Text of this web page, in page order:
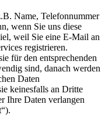
Name, Telefonnummer
wenn Sie uns diese
weil Sie eine E-Mail an
registrieren.
für den entsprechenden
sind, danach werden
Daten
keinesfalls an Dritte
Ihre Daten verlangen